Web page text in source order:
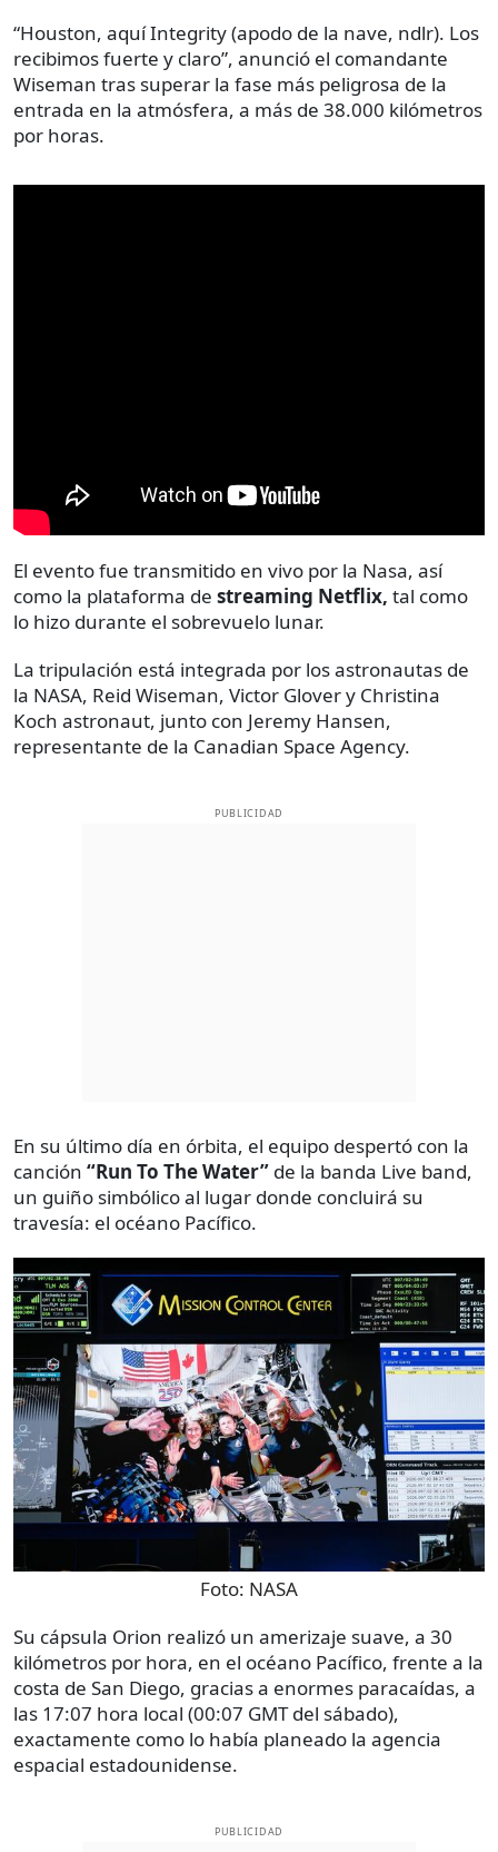
“Houston, aquí Integrity (apodo de la nave, ndlr). Los
recibimos fuerte y claro”, anunció el comandante
Wiseman tras superar la fase más peligrosa de la
entrada en la atmósfera, a más de 38.000 kilómetros
por horas.
El evento fue transmitido en vivo por la Nasa, así
como la plataforma de streaming Netflix, tal como
lo hizo durante el sobrevuelo lunar.
La tripulación está integrada por los astronautas de
la NASA, Reid Wiseman, Victor Glover y Christina
Koch astronaut, junto con Jeremy Hansen,
representante de la Canadian Space Agency.
PUBLICIDAD
En su último día en órbita, el equipo despertó con la
canción “Run To The Water” de la banda Live band,
un guiño simbólico al lugar donde concluirá su
travesía: el océano Pacífico.
Foto: NASA
Su cápsula Orion realizó un amerizaje suave, a 30
kilómetros por hora, en el océano Pacífico, frente a la
costa de San Diego, gracias a enormes paracaídas, a
las 17:07 hora local (00:07 GMT del sábado),
exactamente como lo había planeado la agencia
espacial estadounidense.
PUBLICIDAD